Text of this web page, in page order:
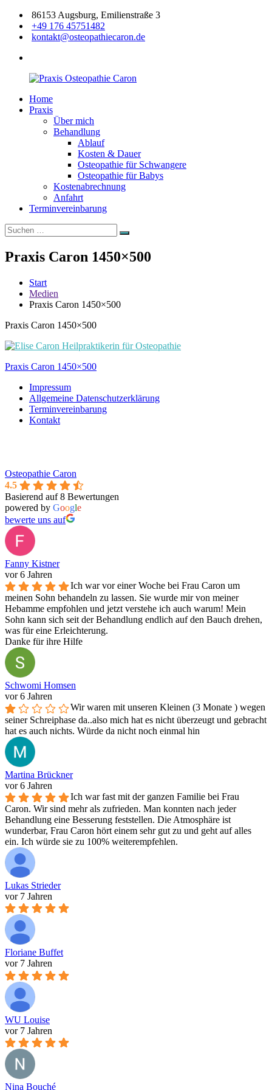
Zum
Inhalt
springen
86153 Augsburg, Emilienstraße 3
+49 176 45751482
kontakt@osteopathiecaron.de
Praxis
Osteopathie
Zertifizierte
Osteopathin
Home
Praxis
Über mich
Behandlung
Ablauf
Kosten & Dauer
Osteopathie für Schwangere
Osteopathie für Babys
Kostenabrechnung
Anfahrt
Terminvereinbarung
Suchen
nach:
Suchen
Praxis Caron 1450×500
Start
Medien
Praxis Caron 1450×500
Praxis Caron 1450×500
Beitragsnavigation
Praxis Caron 1450×500
Impressum
Allgemeine Datenschutzerklärung
Terminvereinbarung
Kontakt
Osteopathie Caron
4.5
Basierend auf 8 Bewertungen
powered by Google
bewerte uns auf
Fanny Kistner
vor 6 Jahren
Ich war vor einer Woche bei Frau Caron um
meinen Sohn behandeln zu lassen. Sie wurde mir von meiner
Hebamme empfohlen und jetzt verstehe ich auch warum! Mein
Sohn kann sich seit der Behandlung endlich auf den Bauch drehen,
was für eine Erleichterung.
Danke für ihre Hilfe
Schwomi Homsen
vor 6 Jahren
Wir waren mit unseren Kleinen (3 Monate ) wegen
seiner Schreiphase da..also mich hat es nicht überzeugt und gebracht
hat es auch nichts. Würde da nicht noch einmal hin
Martina Brückner
vor 6 Jahren
Ich war fast mit der ganzen Familie bei Frau
Caron. Wir sind mehr als zufrieden. Man konnten nach jeder
Behandlung eine Besserung feststellen. Die Atmosphäre ist
wunderbar, Frau Caron hört einem sehr gut zu und geht auf alles
ein. Ich würde sie zu 100% weiterempfehlen.
Lukas Strieder
vor 7 Jahren
Floriane Buffet
vor 7 Jahren
WU Louise
vor 7 Jahren
Nina Bouché